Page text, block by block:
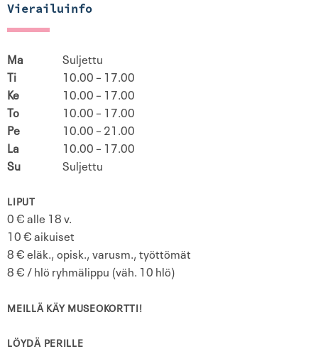
Vierailuinfo
Ma
Suljettu
Ti
10.00 – 17.00
Ke
10.00 – 17.00
To
10.00 – 17.00
Pe
10.00 – 21.00
La
10.00 – 17.00
Su
Suljettu
LIPUT
0 € alle 18 v.
10 € aikuiset
8 € eläk., opisk., varusm., työttömät
8 € / hlö ryhmälippu (väh. 10 hlö)
MEILLÄ KÄY MUSEOKORTTI!
LÖYDÄ PERILLE